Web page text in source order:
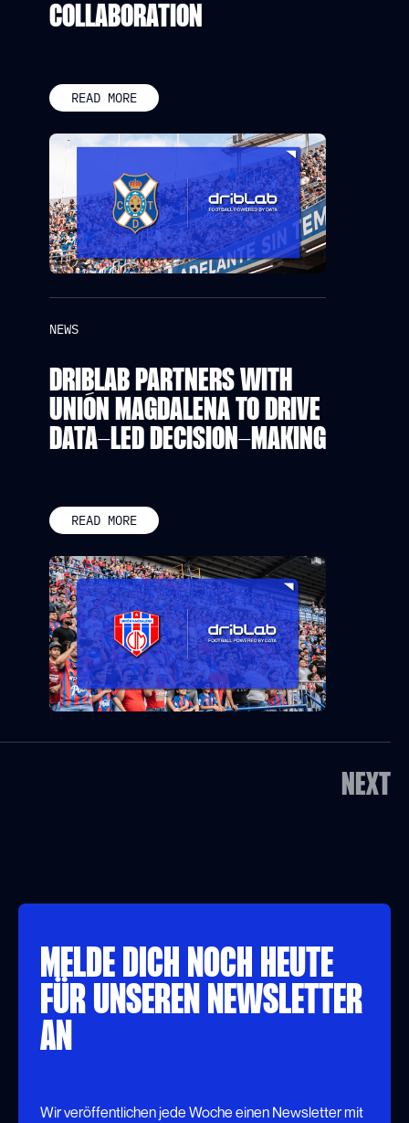
COLLABORATION
READ MORE
NEWS
DRIBLAB PARTNERS WITH
UNIÓN MAGDALENA TO DRIVE
DATA-LED DECISION-MAKING
READ MORE
NEXT
MELDE DICH NOCH HEUTE
FÜR UNSEREN NEWSLETTER
AN
Wir veröffentlichen jede Woche einen Newsletter mit